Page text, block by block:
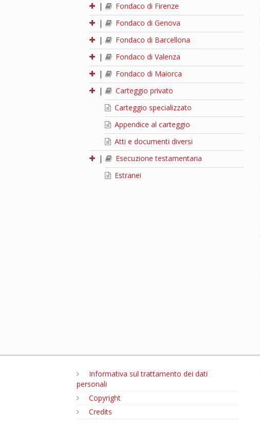
|
Fondaco di Firenze
|
Fondaco di Genova
|
Fondaco di Barcellona
|
Fondaco di Valenza
|
Fondaco di Maiorca
|
Carteggio privato
Carteggio specializzato
Appendice al carteggio
Atti e documenti diversi
|
Esecuzione testamentaria
Estranei
Informativa sul trattamento dei dati
personali
Copyright
Credits